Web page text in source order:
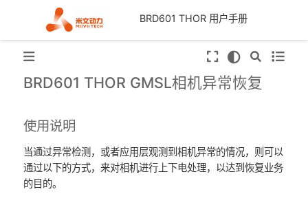
BRD601 THOR 用户手册
BRD601 THOR GMSL相机异常恢复
使用说明
当通过异常检测，或者应用层观测到相机异常的情况，则可以
通过以下的方式，来对相机进行上下电处理，以达到恢复业务
的目的。